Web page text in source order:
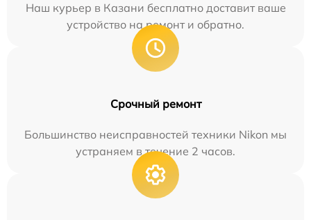
Наш курьер в Казани бесплатно доставит ваше
устройство на ремонт и обратно.
Срочный ремонт
Большинство неисправностей техники Nikon мы
устраняем в течение 2 часов.